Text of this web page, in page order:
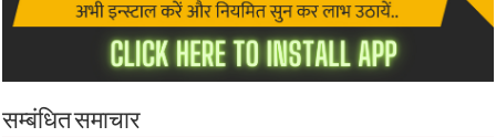
सम्बंधित समाचार